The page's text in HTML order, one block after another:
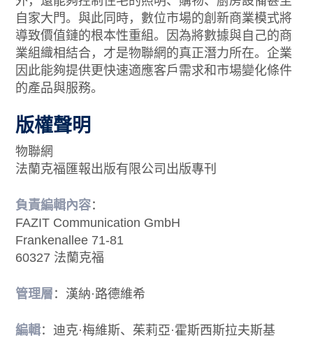
自家大門。與此同時，數位市場的創新商業模式將
導致價值鏈的根本性重組。因為將數據與自己的商
業組織相結合，才是物聯網的真正潛力所在。企業
因此能夠提供更快速適應客戶需求和市場變化條件
的產品與服務。
版權聲明
物聯網
法蘭克福匯報出版有限公司出版專刊
負責編輯內容：
FAZIT Communication GmbH
Frankenallee 71-81
60327 法蘭克福
管理層 ：漢納·路德維希
編輯：迪克·梅維斯、茱莉亞·霍斯西斯拉夫斯基